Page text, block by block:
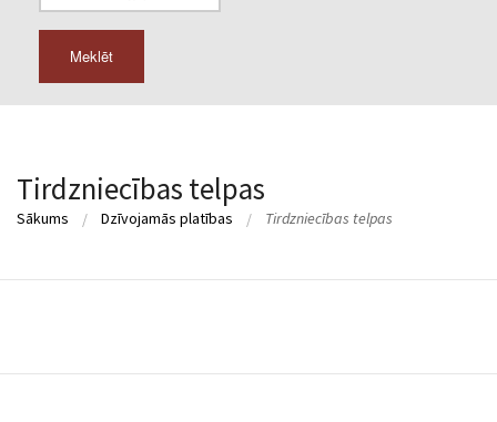
Meklēt
Tirdzniecības telpas
Sākums Dzīvojamās platības Tirdzniecības telpas